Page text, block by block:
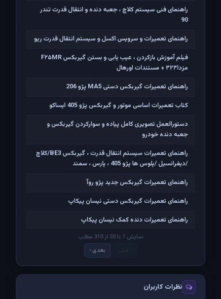
راهنمای فنی سیستم کلاچ ، جعبه دنده و انتقال قدرت تندر
90
راهنمای تعمیرات و سرویس اکسل و سیستم انتقال قدرت ریو
فیلم آموزش بازکردن ، عیب یابی و بستن گیربکس F۲۵MR
مزدا۳۲۳ + مستندات اورهال
راهنمای تعمیرات گیربکس دستی MA5 پژو 206
کتاب تعمیرات اساسی موتور و گیربکس پژو 405 ایساکو
دستورالعمل تصویری کامل پیاده و سوارکردن گیربکس و
جعبه دنده خودرو
راهنمای تعمیرات سیستم انتقال قدرت ، گیربکس BE3/کلاچ
/دیفرانسیل /پلوس ها پژو 405 ، پارس ، سمند
راهنمای تعمیرات گیربکس جدید پژو روآ
راهنمای تعمیرات گیربکس دستی نیسان پیکاپ
راهنمای تعمیرات دنده کمک نیسان پیکاپ
نمایش 1 تا 20 از 310 مطلب
بعدی ›
نظرات کاربران